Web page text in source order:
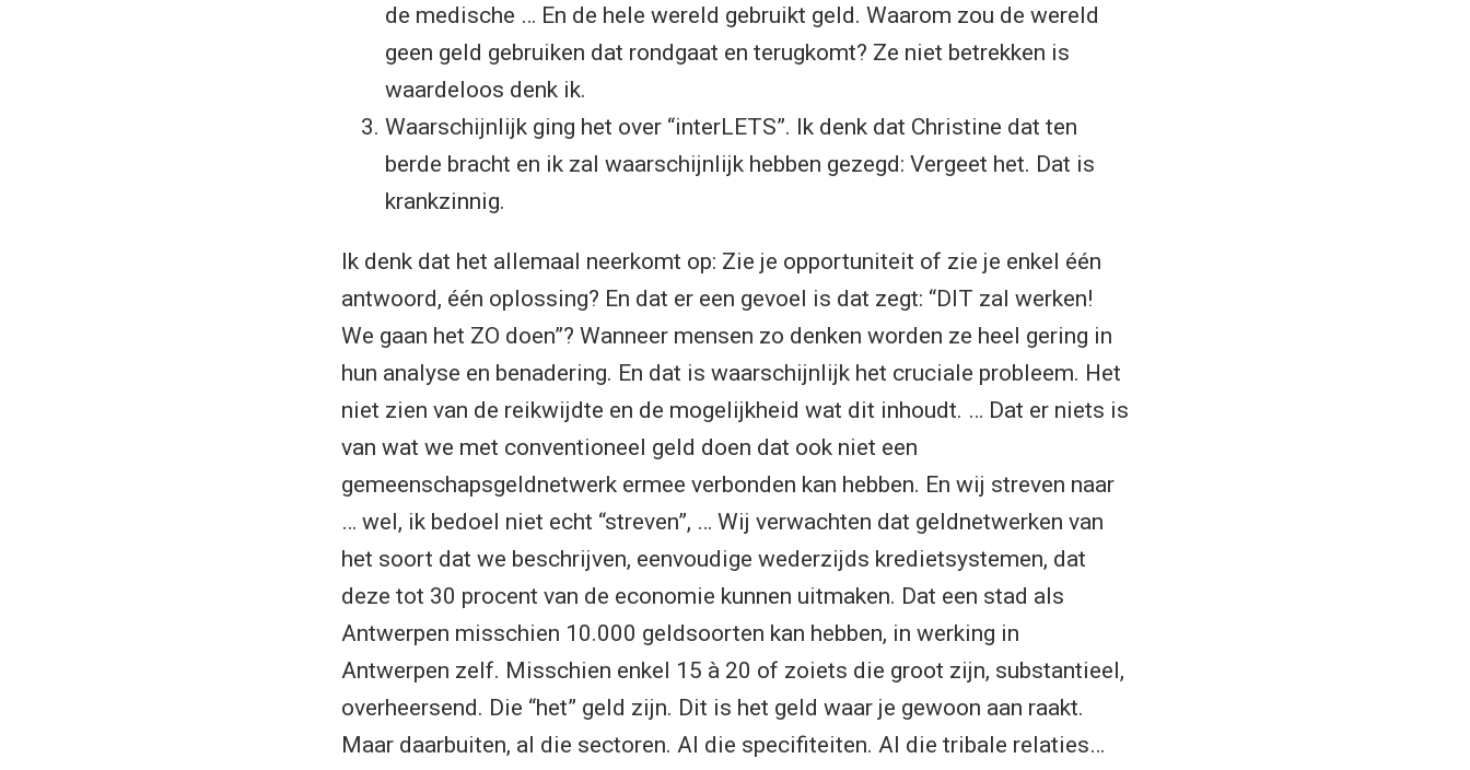
de medische … En de hele wereld gebruikt geld. Waarom zou de wereld
geen geld gebruiken dat rondgaat en terugkomt? Ze niet betrekken is
waardeloos denk ik.
Waarschijnlijk ging het over “interLETS”. Ik denk dat Christine dat ten
berde bracht en ik zal waarschijnlijk hebben gezegd: Vergeet het. Dat is
krankzinnig.
Ik denk dat het allemaal neerkomt op: Zie je opportuniteit of zie je enkel één
antwoord, één oplossing? En dat er een gevoel is dat zegt: “DIT zal werken!
We gaan het ZO doen”? Wanneer mensen zo denken worden ze heel gering in
hun analyse en benadering. En dat is waarschijnlijk het cruciale probleem. Het
niet zien van de reikwijdte en de mogelijkheid wat dit inhoudt. … Dat er niets is
van wat we met conventioneel geld doen dat ook niet een
gemeenschapsgeldnetwerk ermee verbonden kan hebben. En wij streven naar
… wel, ik bedoel niet echt “streven”, … Wij verwachten dat geldnetwerken van
het soort dat we beschrijven, eenvoudige wederzijds kredietsystemen, dat
deze tot 30 procent van de economie kunnen uitmaken. Dat een stad als
Antwerpen misschien 10.000 geldsoorten kan hebben, in werking in
Antwerpen zelf. Misschien enkel 15 à 20 of zoiets die groot zijn, substantieel,
overheersend. Die “het” geld zijn. Dit is het geld waar je gewoon aan raakt.
Maar daarbuiten, al die sectoren. Al die specifiteiten. Al die tribale relaties…